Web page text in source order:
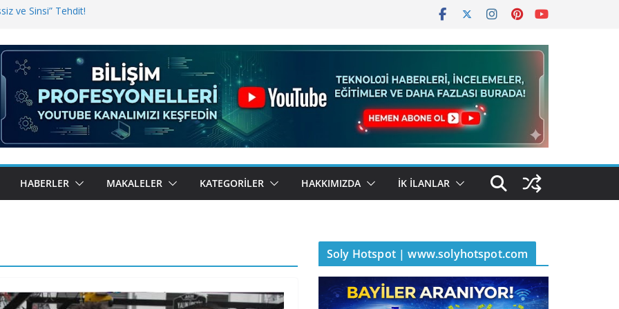
ve Sinsi” Tehdit!
Bugün BulutTahsilat’ta
Kemal Oral Tüm Sorularımızı
HABERLER MAKALELER KATEGORILER HAKKIMIZDA İK İLANLAR
Soly Hotspot | www.solyhotspot.com